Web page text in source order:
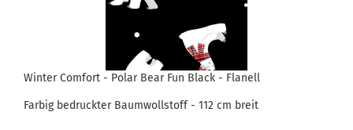
Winter Comfort - Polar Bear Fun Black - Flanell
Farbig bedruckter Baumwollstoff - 112 cm breit